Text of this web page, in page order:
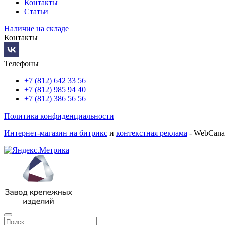
Контакты
Статьи
Наличие на складе
Контакты
Телефоны
+7 (812) 642 33 56
+7 (812) 985 94 40
+7 (812) 386 56 56
Политика конфиденциальности
Интернет-магазин на битрикс и контекстная реклама -